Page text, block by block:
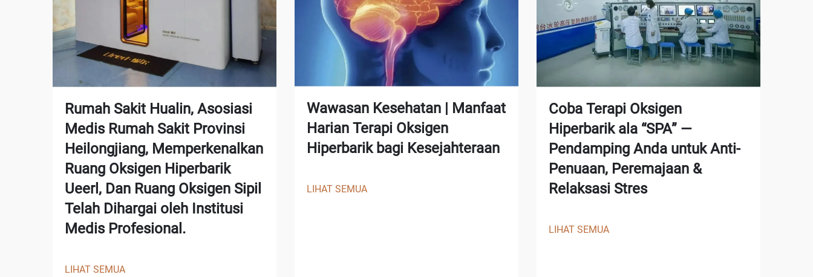
Rumah Sakit Hualin, Asosiasi
Medis Rumah Sakit Provinsi
Heilongjiang, Memperkenalkan
Ruang Oksigen Hiperbarik
Ueerl, Dan Ruang Oksigen Sipil
Telah Dihargai oleh Institusi
Medis Profesional.
LIHAT SEMUA
Wawasan Kesehatan | Manfaat
Harian Terapi Oksigen
Hiperbarik bagi Kesejahteraan
LIHAT SEMUA
Coba Terapi Oksigen
Hiperbarik ala “SPA” —
Pendamping Anda untuk Anti-
Penuaan, Peremajaan &
Relaksasi Stres
LIHAT SEMUA